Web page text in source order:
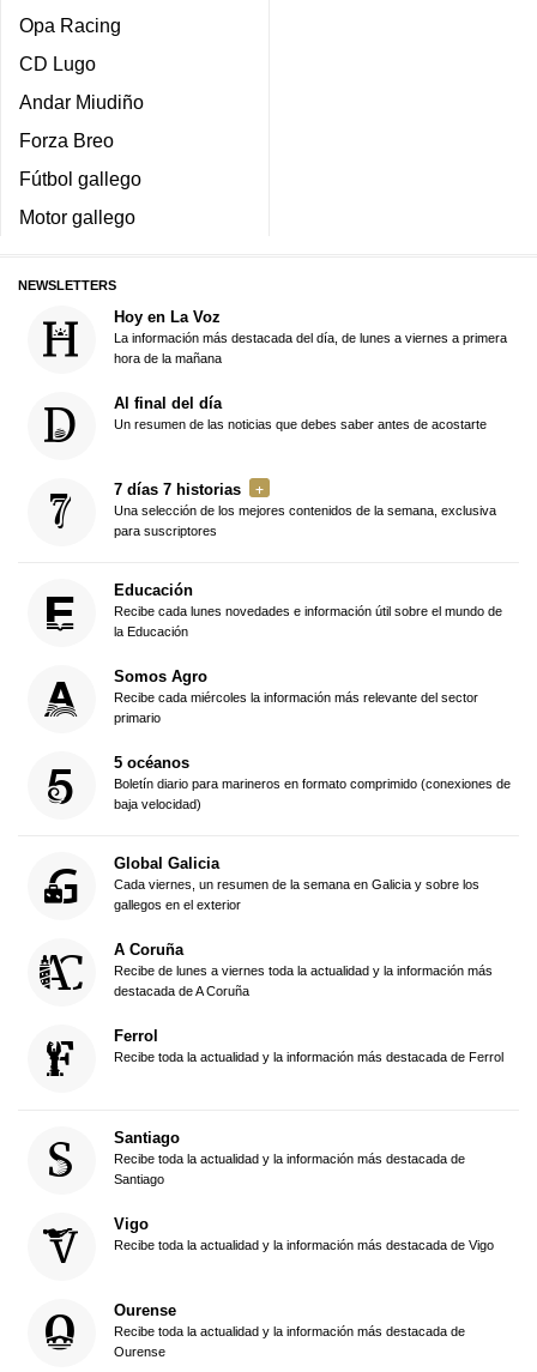
Opa Racing
CD Lugo
Andar Miudiño
Forza Breo
Fútbol gallego
Motor gallego
NEWSLETTERS
Hoy en La Voz
La información más destacada del día, de lunes a viernes a primera
hora de la mañana
Al final del día
Un resumen de las noticias que debes saber antes de acostarte
7 días 7 historias
Una selección de los mejores contenidos de la semana, exclusiva
para suscriptores
Educación
Recibe cada lunes novedades e información útil sobre el mundo de
la Educación
Somos Agro
Recibe cada miércoles la información más relevante del sector
primario
5 océanos
Boletín diario para marineros en formato comprimido (conexiones de
baja velocidad)
Global Galicia
Cada viernes, un resumen de la semana en Galicia y sobre los
gallegos en el exterior
A Coruña
Recibe de lunes a viernes toda la actualidad y la información más
destacada de A Coruña
Ferrol
Recibe toda la actualidad y la información más destacada de Ferrol
Santiago
Recibe toda la actualidad y la información más destacada de
Santiago
Vigo
Recibe toda la actualidad y la información más destacada de Vigo
Ourense
Recibe toda la actualidad y la información más destacada de
Ourense